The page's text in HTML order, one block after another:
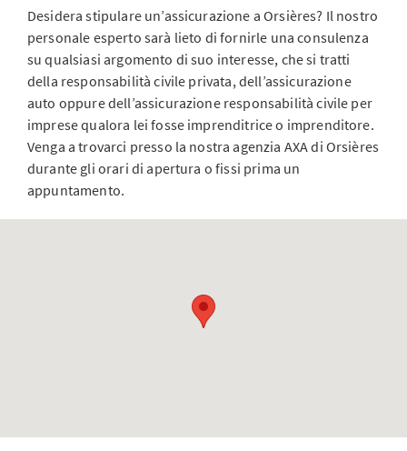
Desidera stipulare un’assicurazione a Orsières? Il nostro
personale esperto sarà lieto di fornirle una consulenza
su qualsiasi argomento di suo interesse, che si tratti
della responsabilità civile privata, dell’assicurazione
auto oppure dell’assicurazione responsabilità civile per
imprese qualora lei fosse imprenditrice o imprenditore.
Venga a trovarci presso la nostra agenzia AXA di Orsières
durante gli orari di apertura o fissi prima un
appuntamento.